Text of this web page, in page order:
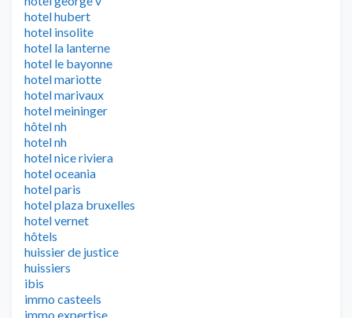
hotel hubert
hotel insolite
hotel la lanterne
hotel le bayonne
hotel mariotte
hotel marivaux
hotel meininger
hôtel nh
hotel nh
hotel nice riviera
hotel oceania
hotel paris
hotel plaza bruxelles
hotel vernet
hôtels
huissier de justice
huissiers
ibis
immo casteels
immo expertise